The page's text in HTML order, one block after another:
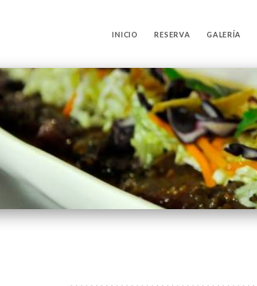
INICIO RESERVA GALERÍA